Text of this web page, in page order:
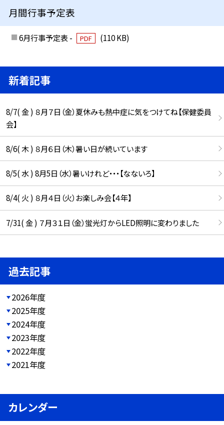
月間行事予定表
6月行事予定表 - PDF (110 KB)
新着記事
8/7( 金 ) ８月７日（金）夏休みも熱中症に気をつけてね【保健委員
会】
8/6( 木 ) ８月６日（木）暑い日が続いています
8/5( 水 ) 8月5日（水）暑いけれど・・・【なないろ】
8/4( 火 ) ８月４日（火）お楽しみ会【４年】
7/31( 金 ) ７月３１日（金）蛍光灯からLED照明に変わりました
過去記事
2026年度
2025年度
2024年度
2023年度
2022年度
2021年度
カレンダー